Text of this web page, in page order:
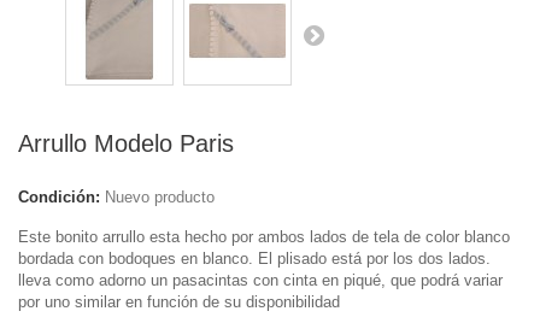
Arrullo Modelo Paris
Condición: Nuevo producto
Este bonito arrullo esta hecho por ambos lados de tela de color blanco
bordada con bodoques en blanco. El plisado está por los dos lados.
lleva como adorno un pasacintas con cinta en piqué, que podrá variar
por uno similar en función de su disponibilidad